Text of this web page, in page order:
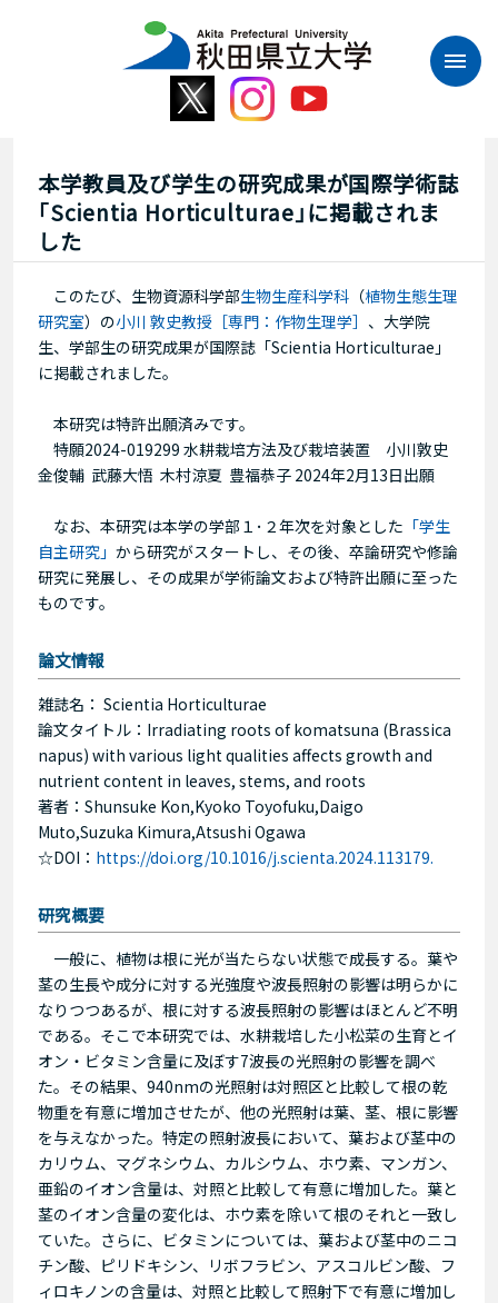
本学教員及び学生の研究成果が国際学術誌
｢Scientia Horticulturae｣に掲載されま
した
このたび、生物資源科学部生物生産科学科 （植物生態生理
研究室）の小川 敦史教授［専門：作物生理学］ 、大学院
生、学部生の研究成果が国際誌「Scientia Horticulturae」
に掲載されました。
本研究は特許出願済みです。
特願2024-019299 水耕栽培方法及び栽培装置 小川敦史
金俊輔 武藤大悟 木村涼夏 豊福恭子 2024年2月13日出願
なお、本研究は本学の学部１･２年次を対象とした 「学生
自主研究」 から研究がスタートし、その後、卒論研究や修論
研究に発展し、その成果が学術論文および特許出願に至った
ものです。
論文情報
雑誌名： Scientia Horticulturae
論文タイトル：Irradiating roots of komatsuna (Brassica
napus) with various light qualities affects growth and
nutrient content in leaves, stems, and roots
著者：Shunsuke Kon,Kyoko Toyofuku,Daigo
Muto,Suzuka Kimura,Atsushi Ogawa
☆DOI： https://doi.org/10.1016/j.scienta.2024.113179.
研究概要
一般に、植物は根に光が当たらない状態で成長する。葉や
茎の生長や成分に対する光強度や波長照射の影響は明らかに
なりつつあるが、根に対する波長照射の影響はほとんど不明
である。そこで本研究では、水耕栽培した小松菜の生育とイ
オン・ビタミン含量に及ぼす7波長の光照射の影響を調べ
た。その結果、940nmの光照射は対照区と比較して根の乾
物重を有意に増加させたが、他の光照射は葉、茎、根に影響
を与えなかった。特定の照射波長において、葉および茎中の
カリウム、マグネシウム、カルシウム、ホウ素、マンガン、
亜鉛のイオン含量は、対照と比較して有意に増加した。葉と
茎のイオン含量の変化は、ホウ素を除いて根のそれと一致し
ていた。さらに、ビタミンについては、葉および茎中のニコ
チン酸、ピリドキシン、リボフラビン、アスコルビン酸、フ
ィロキノンの含量は、対照と比較して照射下で有意に増加し